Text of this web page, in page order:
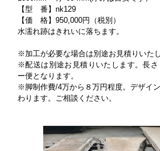
【型 番】nk129
【価 格】950,000円（税別）
水濡れ跡はきれいに落ちます。
※加工が必要な場合は別途お見積りいたし
※配送は別途お見積りいたします。長さ
ー便となります。
※脚制作費/4万から８万円程度。デザイ
わります。ご相談ください。